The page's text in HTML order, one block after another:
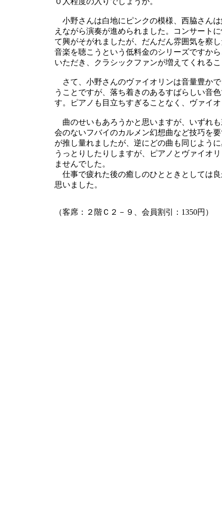
小野さんは白地にピンクの模様、西脇さん
えながら演奏が進められました。コンサート
て興がそがれましたが、だんだん雰囲気を察
音楽を聴こうという低料金のシリーズですか
いただき、クラシックファンが増えてくれる
さて、小野さんのヴァイオリンは音量豊か
うことですが、落ち着きのあるすばらしい音
す。ピアノも目立ちすぎることなく、ヴァイ
曲のせいもあろうかと思いますが、いずれ
会のないフバイのカルメン幻想曲など技巧を
が推し量れましたが、逆にどの曲も同じよう
うっとりしたりしますが、ピアノとヴァイオ
ませんでした。
仕事で疲れた後の癒しのひとときとしては
思いました。
（客席：２階Ｃ２－９、会員割引：1350円）